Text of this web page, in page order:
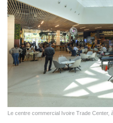
Le centre commercial Ivoire Trade Center,